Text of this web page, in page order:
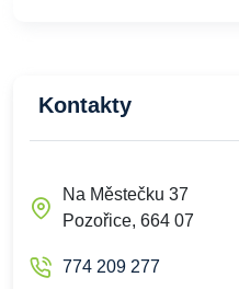
Kontakty
Na Městečku 37
Pozořice, 664 07
774 209 277